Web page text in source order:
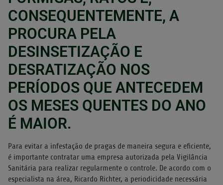
CONSEQUENTEMENTE, A
PROCURA PELA
DESINSETIZAÇÃO E
DESRATIZAÇÃO NOS
PERÍODOS QUE ANTECEDEM
OS MESES QUENTES DO ANO
É MAIOR.
Para evitar a infestação de pragas de maneira segura e eficiente,
é importante contratar uma empresa autorizada pela Vigilância
Sanitária para realizar regularmente o controle. De acordo com o
especialista na área, Ricardo Richter, a periodicidade necessária